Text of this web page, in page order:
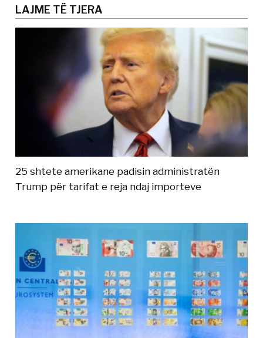
LAJME TË TJERA
25 shtete amerikane padisin administratën
Trump për tarifat e reja ndaj importeve